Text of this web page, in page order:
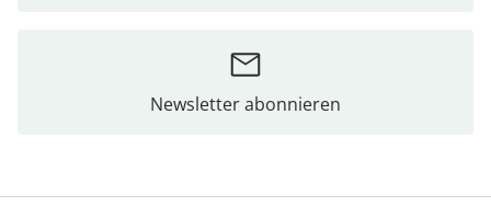
Newsletter abonnieren